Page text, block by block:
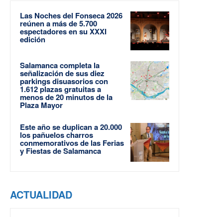
Las Noches del Fonseca 2026
reúnen a más de 5.700
espectadores en su XXXI
edición
Salamanca completa la
señalización de sus diez
parkings disuasorios con
1.612 plazas gratuitas a
menos de 20 minutos de la
Plaza Mayor
Este año se duplican a 20.000
los pañuelos charros
conmemorativos de las Ferias
y Fiestas de Salamanca
ACTUALIDAD